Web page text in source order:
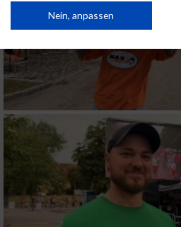
von Inhalten.
Daten können außerhalb der Europäischen
Website/App.
Partnerliste anzeigen (1 IAB-
IAB-Verarbeitungszwecke:
Speichern von oder Zugriff auf
auf einem Endgerät
Verwendung reduzierter Daten
von Werbeanzeigen
Nein, anpassen